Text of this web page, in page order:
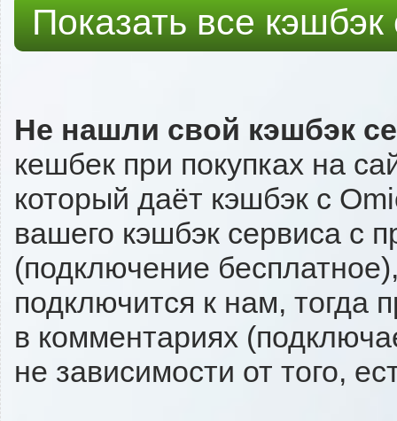
Показать все
Не нашли свой кэшбэк
кешбек при покупках на
который даёт кэшбэк с
вашего кэшбэк сервиса с
(подключение
подключится к нам, тогда
в комментариях
не зависимости от того,